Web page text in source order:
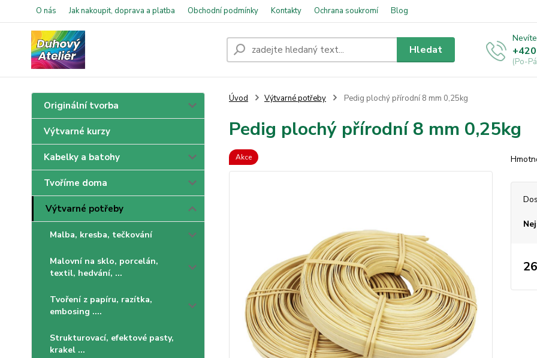
O nás Jak nakoupit, doprava a platba Obchodní podmínky Kontakty Ochrana soukromí Blog
Hledat
(Po-
Originální tvorba
Výtvarné kurzy
Kabelky a batohy
Tvoříme doma
Výtvarné potřeby
Malba, kresba, tečkování
Malovní na sklo, porcelán,
textil, hedvání, ...
Tvoření z papíru, razítka,
embosing ....
Strukturovací, efektové pasty,
krakel ...
Úvod Výtvarné potřeby Pedig plochý přírodní 8 mm 0,25kg
Pedig plochý přírodní 8 mm 0,25kg
Akce